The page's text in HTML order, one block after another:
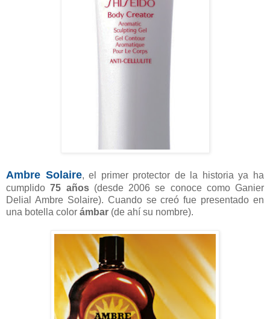
Ambre Solaire, el primer protector de la historia ya ha
cumplido75 años(desde 2006 se conoce como Ganier
Delial Ambre Solaire). Cuando se creó fue presentado en
una botella color ámbar (de ahí su nombre).